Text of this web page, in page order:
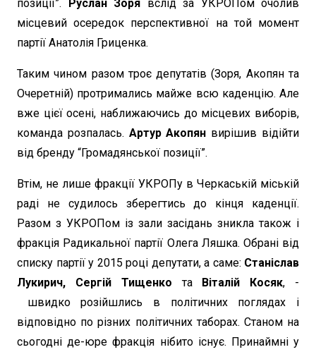
позиції”.
Руслан Зоря вслід за УКРОПом очолив
місцевий осередок перспективної на той момент
партії Анатолія Гриценка.
Таким чином разом троє депутатів (Зоря, Акопян та
Очеретній) протримались майже всю каденцію. Але
вже цієї осені, наближаючись до місцевих виборів,
команда розпалась. Артур Акопян вирішив відійти
від бренду “Громадянської позиції”.
Втім, не лише фракції УКРОПу в Черкаській міській
раді не судилось зберегтись до кінця каденції.
Разом з УКРОПом із зали засідань зникла також і
фракція Радикальної партії Олега Ляшка. Обрані від
списку партії у 2015 році депутати, а саме: Станіслав
Лукирич, Сергій ТищенкотаВіталій Косяк, -
швидко розійшлись в політичних поглядах і
відповідно по різних політичних таборах. Станом на
сьогодні де-юре фракція нібито існує. Принаймні у